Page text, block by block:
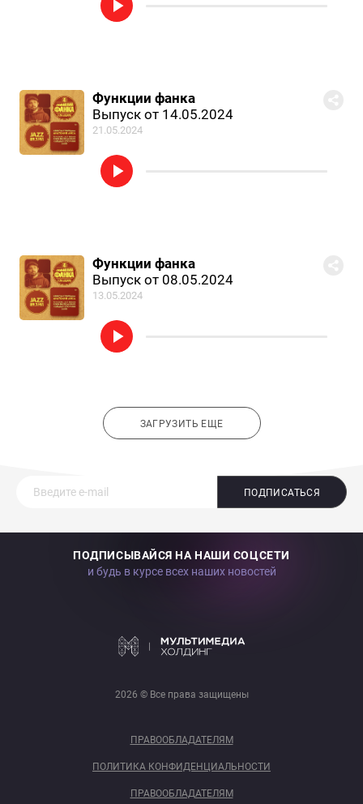
Функции фанка
Выпуск от 14.05.2024
21.05.2024
Функции фанка
Выпуск от 08.05.2024
13.05.2024
ЗАГРУЗИТЬ ЕЩЕ
ПОДПИСАТЬСЯ
ПОДПИСЫВАЙСЯ НА НАШИ СОЦСЕТИ
и будь в курсе всех наших новостей
2026 © Все права защищены
ПРАВООБЛАДАТЕЛЯМ
ПОЛИТИКА КОНФИДЕНЦИАЛЬНОСТИ
ПРАВООБЛАДАТЕЛЯМ